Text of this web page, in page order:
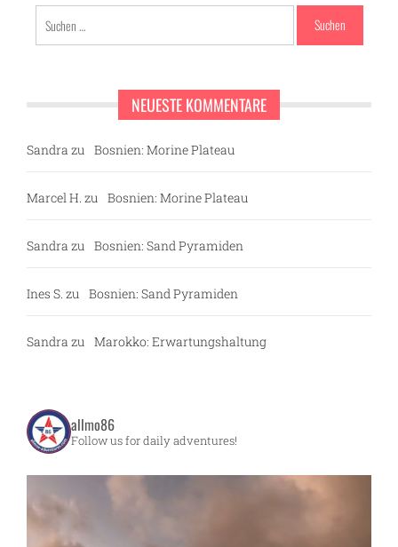
Suchen
nach:
NEUESTE KOMMENTARE
Sandra zu Bosnien: Morine Plateau
Marcel H. zu Bosnien: Morine Plateau
Sandra zu Bosnien: Sand Pyramiden
Ines S. zu Bosnien: Sand Pyramiden
Sandra zu Marokko: Erwartungshaltung
allmo86
Follow us for daily adventures!